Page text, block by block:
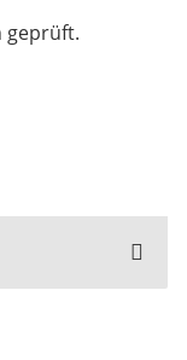
geprüft.